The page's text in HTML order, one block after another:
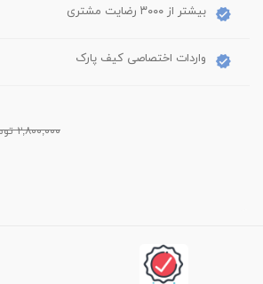
بیشتر از ۳۰۰۰ رضایت مشتری
واردات اختصاصی کیف پارک
۲,۸۰۰,۰۰۰ تومان